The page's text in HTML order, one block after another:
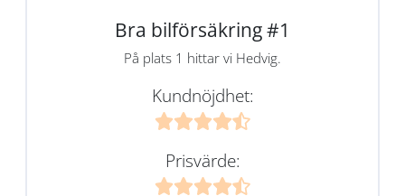
Bra bilförsäkring #1
På plats 1 hittar vi Hedvig.
Kundnöjdhet:
Prisvärde: